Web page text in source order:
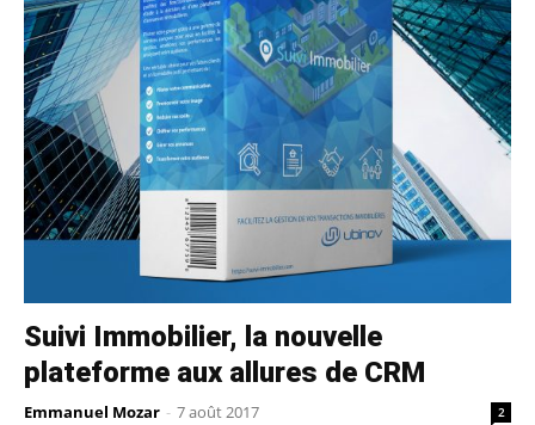
Suivi Immobilier, la nouvelle
plateforme aux allures de CRM
Emmanuel Mozar - 7 août 2017 2